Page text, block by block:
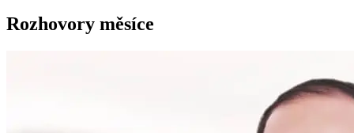
Rozhovory měsíce